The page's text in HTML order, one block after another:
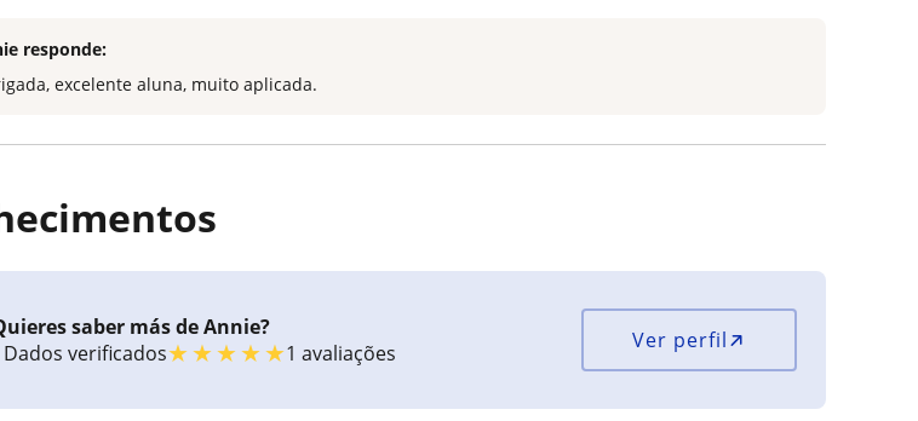
responde:
excelente aluna, muito aplicada.
saber más de Annie?
Dados verificados★★★★★1 avaliações Ver perfil